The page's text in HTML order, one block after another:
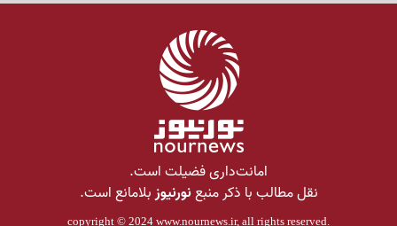
امانت‌داری فضیلت است.
نقل مطالب با ذکر منبعنورنیوزبلامانع است.
copyright © 2024 www.nournews.ir, all rights reserved.